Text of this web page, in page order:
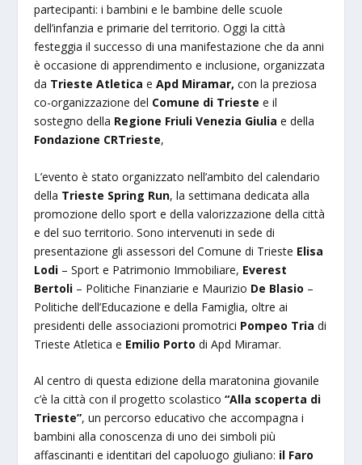
partecipanti: i bambini e le bambine delle scuole
dell’infanzia e primarie del territorio. Oggi la città
festeggia il successo di una manifestazione che da anni
è occasione di apprendimento e inclusione, organizzata
da Trieste Atletica eApd Miramar, con la preziosa
co-organizzazione del Comune di Trieste e il
sostegno della Regione Friuli Venezia Giulia e della
Fondazione CRTrieste,
L’evento è stato organizzato nell’ambito del calendario
della Trieste Spring Run, la settimana dedicata alla
promozione dello sport e della valorizzazione della città
e del suo territorio. Sono intervenuti in sede di
presentazione gli assessori del Comune di Trieste Elisa
Lodi – Sport e Patrimonio Immobiliare, Everest
Bertoli – Politiche Finanziarie e Maurizio De Blasio –
Politiche dell’Educazione e della Famiglia, oltre ai
presidenti delle associazioni promotrici Pompeo Tria di
Trieste Atletica e Emilio Porto di Apd Miramar.
Al centro di questa edizione della maratonina giovanile
c’è la città con il progetto scolastico“Alla scoperta di
Trieste”, un percorso educativo che accompagna i
bambini alla conoscenza di uno dei simboli più
affascinanti e identitari del capoluogo giuliano: il Faro